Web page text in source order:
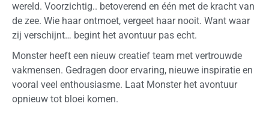
wereld. Voorzichtig.. betoverend en één met de kracht van
de zee. Wie haar ontmoet, vergeet haar nooit. Want waar
zij verschijnt… begint het avontuur pas echt.
Monster heeft een nieuw creatief team met vertrouwde
vakmensen. Gedragen door ervaring, nieuwe inspiratie en
vooral veel enthousiasme. Laat Monster het avontuur
opnieuw tot bloei komen.